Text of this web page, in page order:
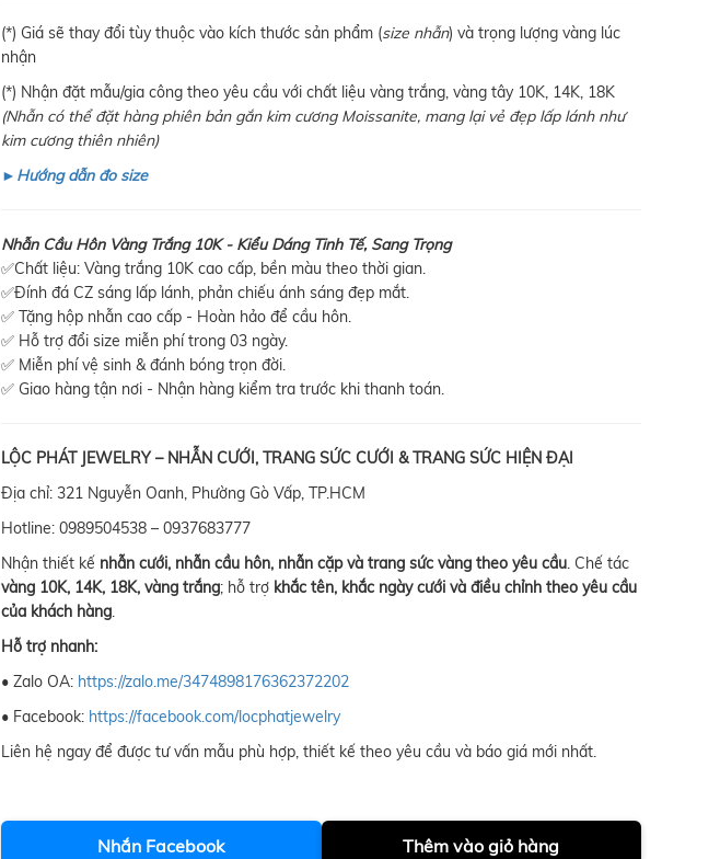
(*) Giá sẽ thay đổi tùy thuộc vào kích thước sản phẩm (size nhẫn) và trọng lượng vàng lúc
nhận
(*) Nhận đặt mẫu/gia công theo yêu cầu với chất liệu vàng trắng, vàng tây 10K, 14K, 18K
(Nhẫn có thể đặt hàng phiên bản gắn kim cương Moissanite, mang lại vẻ đẹp lấp lánh như
kim cương thiên nhiên)
►Hướng dẫn đo size
Nhẫn Cầu Hôn Vàng Trắng 10K - Kiểu Dáng Tinh Tế, Sang Trọng
✅Chất liệu: Vàng trắng 10K cao cấp, bền màu theo thời gian.
✅Đính đá CZ sáng lấp lánh, phản chiếu ánh sáng đẹp mắt.
✅ Tặng hộp nhẫn cao cấp - Hoàn hảo để cầu hôn.
✅ Hỗ trợ đổi size miễn phí trong 03 ngày.
✅ Miễn phí vệ sinh & đánh bóng trọn đời.
✅ Giao hàng tận nơi - Nhận hàng kiểm tra trước khi thanh toán.
LỘC PHÁT JEWELRY – NHẪN CƯỚI, TRANG SỨC CƯỚI & TRANG SỨC HIỆN ĐẠI
Địa chỉ: 321 Nguyễn Oanh, Phường Gò Vấp, TP.HCM
Hotline: 0989504538 – 0937683777
Nhận thiết kế nhẫn cưới, nhẫn cầu hôn, nhẫn cặp và trang sức vàng theo yêu cầu. Chế tác
vàng 10K, 14K, 18K, vàng trắng; hỗ trợ khắc tên, khắc ngày cưới và điều chỉnh theo yêu cầu
của khách hàng.
Hỗ trợ nhanh:
• Zalo OA: https://zalo.me/3474898176362372202
• Facebook: https://facebook.com/locphatjewelry
Liên hệ ngay để được tư vấn mẫu phù hợp, thiết kế theo yêu cầu và báo giá mới nhất.
Nhắn Facebook Thêm vào giỏ hàng